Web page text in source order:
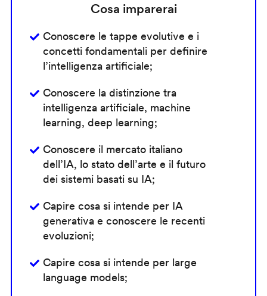
Cosa imparerai
Conoscere le tappe evolutive e i
concetti fondamentali per definire
l’intelligenza artificiale;
Conoscere la distinzione tra
intelligenza artificiale, machine
learning, deep learning;
Conoscere il mercato italiano
dell’IA, lo stato dell’arte e il futuro
dei sistemi basati su IA;
Capire cosa si intende per IA
generativa e conoscere le recenti
evoluzioni;
Capire cosa si intende per large
language models;